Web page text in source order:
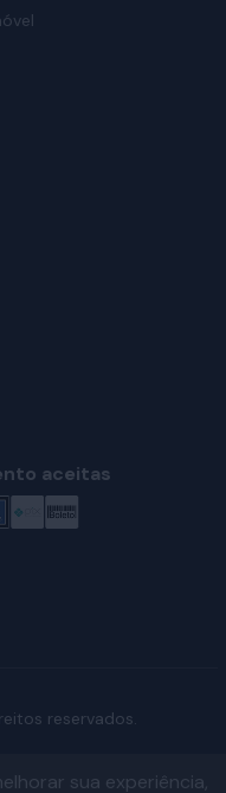
aceitas
reservados.
sua experiência,